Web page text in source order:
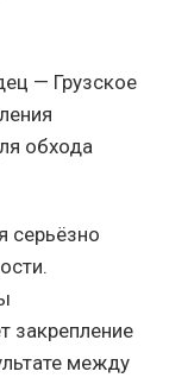
— Грузское
обхода
серьёзно
закрепление
между